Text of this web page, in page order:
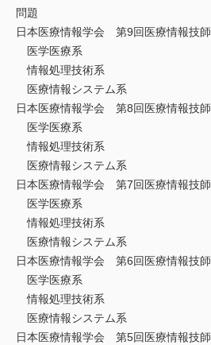
問題
日本医療情報学会 第9回医療情報技師
医学医療系
情報処理技術系
医療情報システム系
日本医療情報学会 第8回医療情報技師
医学医療系
情報処理技術系
医療情報システム系
日本医療情報学会 第7回医療情報技師
医学医療系
情報処理技術系
医療情報システム系
日本医療情報学会 第6回医療情報技師
医学医療系
情報処理技術系
医療情報システム系
日本医療情報学会 第5回医療情報技師